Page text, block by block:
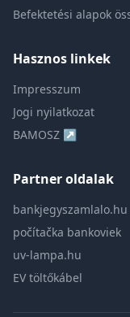
Befektetési alapok
Hasznos linkek
Impresszum
Jogi nyilatkozat
BAMOSZ ↗
Partner oldalak
bankjegyszamlalo.hu
počítačka bankoviek
uv-lampa.hu
EV töltőkábel